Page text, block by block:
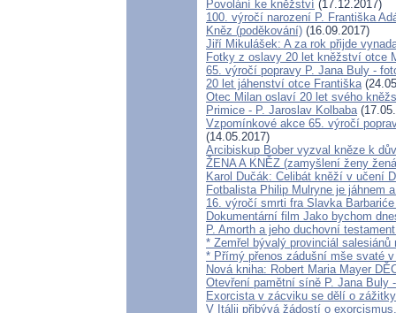
Povolání ke kněžství (17.12.2017)
100. výročí narození P. Františka
Kněz (poděkování) (16.09.2017)
Jiří Mikulášek: A za rok přijde
Fotky z oslavy 20 let kněžství otce
65. výročí popravy P. Jana Buly -
20 let jáhenství otce Františka
Otec Milan oslaví 20 let svého
Primice - P. Jaroslav Kolbaba
Vzpomínkové akce 65. výročí
(14.05.2017)
Arcibiskup Bober vyzval kněze k
ŽENA A KNĚZ (zamyšlení ženy
Karol Dučák: Celibát kněží v učení
Fotbalista Philip Mulryne je jáhnem
16. výročí smrti fra Slavka
Dokumentární film Jako bychom
P. Amorth a jeho duchovní
* Zemřel bývalý provinciál
* Přímý přenos zádušní mše svaté
Nová kniha: Robert Maria Mayer
Otevření pamětní síně P. Jana Buly
Exorcista v zácviku se dělí o
V Itálii přibývá žádostí o